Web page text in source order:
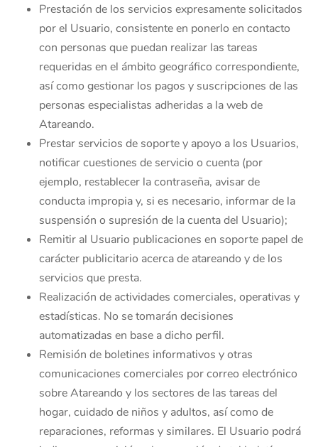
Prestación de los servicios expresamente solicitados
por el Usuario, consistente en ponerlo en contacto
con personas que puedan realizar las tareas
requeridas en el ámbito geográfico correspondiente,
así como gestionar los pagos y suscripciones de las
personas especialistas adheridas a la web de
Atareando.
Prestar servicios de soporte y apoyo a los Usuarios,
notificar cuestiones de servicio o cuenta (por
ejemplo, restablecer la contraseña, avisar de
conducta impropia y, si es necesario, informar de la
suspensión o supresión de la cuenta del Usuario);
Remitir al Usuario publicaciones en soporte papel de
carácter publicitario acerca de atareando y de los
servicios que presta.
Realización de actividades comerciales, operativas y
estadísticas. No se tomarán decisiones
automatizadas en base a dicho perfil.
Remisión de boletines informativos y otras
comunicaciones comerciales por correo electrónico
sobre Atareando y los sectores de las tareas del
hogar, cuidado de niños y adultos, así como de
reparaciones, reformas y similares. El Usuario podrá